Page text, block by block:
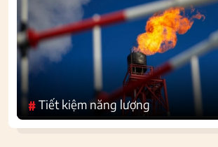
#Tiết kiệm năng lượng